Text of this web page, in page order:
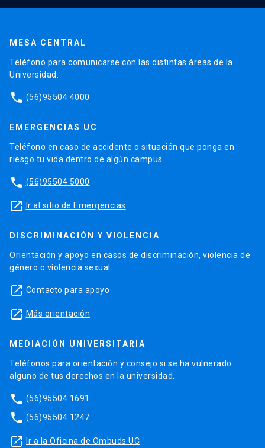
MESA CENTRAL
Teléfono para comunicarse con las distintas áreas de la
Universidad.
phone (56)95504 4000
EMERGENCIAS UC
Teléfono en caso de accidente o situación que ponga en
riesgo tu vida dentro de algún campus.
phone (56)95504 5000
launch Ir al sitio de Emergencias
DISCRIMINACIÓN Y VIOLENCIA
Orientación y apoyo en casos de discriminación, violencia de
género o violencia sexual.
launch Contacto para apoyo
launch Más orientación
MEDIACIÓN UNIVERSITARIA
Teléfonos para orientación y consejo si se ha vulnerado
alguno de tus derechos en la universidad.
phone (56)95504 1691
phone (56)95504 1247
launch Ir a la Oficina de Ombuds UC